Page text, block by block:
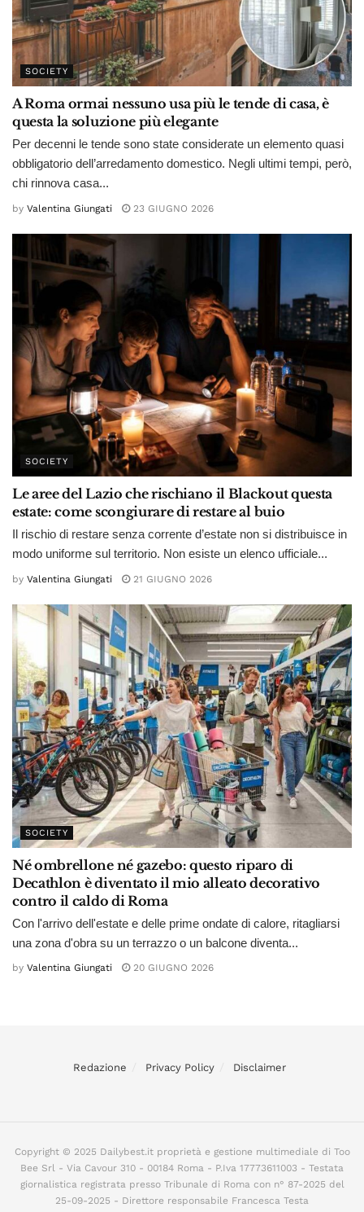
SOCIETY
A Roma ormai nessuno usa più le tende di casa, è
questa la soluzione più elegante
Per decenni le tende sono state considerate un elemento quasi
obbligatorio dell’arredamento domestico. Negli ultimi tempi, però,
chi rinnova casa...
by Valentina Giungati 23 GIUGNO 2026
SOCIETY
Le aree del Lazio che rischiano il Blackout questa
estate: come scongiurare di restare al buio
Il rischio di restare senza corrente d’estate non si distribuisce in
modo uniforme sul territorio. Non esiste un elenco ufficiale...
by Valentina Giungati 21 GIUGNO 2026
SOCIETY
Né ombrellone né gazebo: questo riparo di
Decathlon è diventato il mio alleato decorativo
contro il caldo di Roma
Con l'arrivo dell'estate e delle prime ondate di calore, ritagliarsi
una zona d'obra su un terrazzo o un balcone diventa...
by Valentina Giungati 20 GIUGNO 2026
Redazione Privacy Policy Disclaimer
Copyright © 2025 Dailybest.it proprietà e gestione multimediale di Too
Bee Srl - Via Cavour 310 - 00184 Roma - P.Iva 17773611003 - Testata
giornalistica registrata presso Tribunale di Roma con n° 87-2025 del
25-09-2025 - Direttore responsabile Francesca Testa